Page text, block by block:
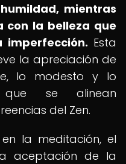
mientras
con la belleza que
Esta
la apreciación de
lo modesto y lo
que se alinean
del Zen.
la meditación, el
aceptación de la